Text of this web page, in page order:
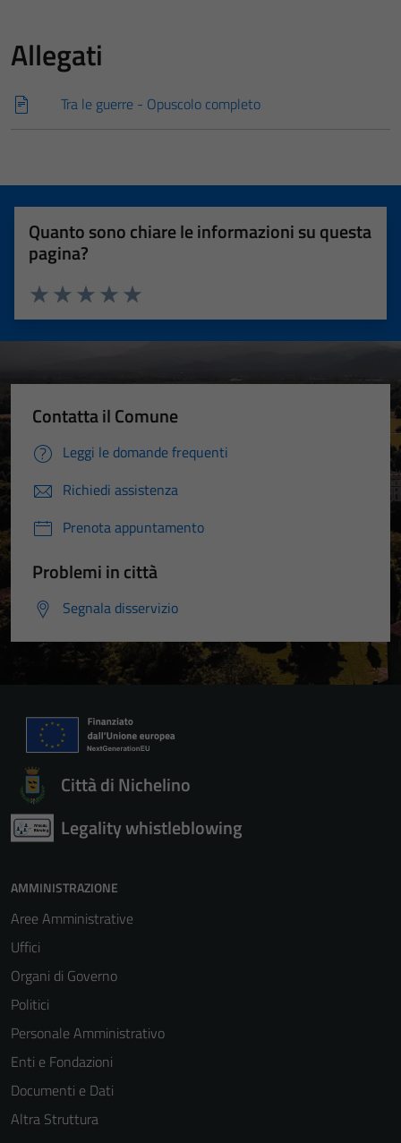
Allegati
Tra le guerre - Opuscolo completo
Quanto sono chiare le informazioni su questa
pagina?
Valuta 5 stelle su 5
Valuta 4 stelle su 5
Valuta 3 stelle su 5
Valuta 2 stelle su 5
Valuta 1 stelle su 5
Contatta il Comune
Leggi le domande frequenti
Richiedi assistenza
Prenota appuntamento
Problemi in città
Segnala disservizio
Città di Nichelino
Legality whistleblowing
AMMINISTRAZIONE
Aree Amministrative
Uffici
Organi di Governo
Politici
Personale Amministrativo
Enti e Fondazioni
Documenti e Dati
Altra Struttura